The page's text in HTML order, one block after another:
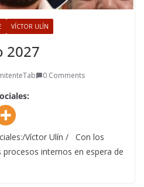
VÍCTOR ULÍN
2027
0 Comments
Víctor Ulín / Con los
internos en espera de